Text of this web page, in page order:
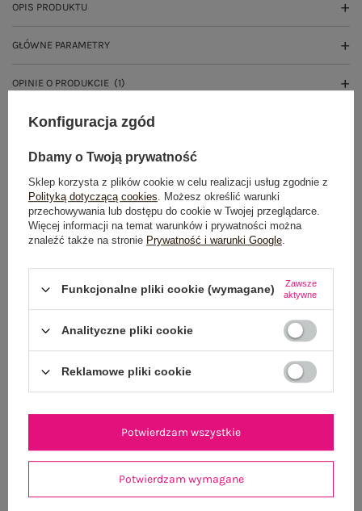
OPIS PRODUKTU
GŁÓWNE PARAMETRY
OPINIE O PRODUKCIE (1)
WYSYŁKA I DOSTAWA
ZWROTY I REKLAMACJE
PRODUKTY ZE STYLIZACJI
Konfiguracja zgód
Dbamy o Twoją prywatność
Sklep korzysta z plików cookie w celu realizacji usług zgodnie z
Polityką dotyczącą cookies. Możesz określić warunki
przechowywania lub dostępu do cookie w Twojej przeglądarce.
Więcej informacji na temat warunków i prywatności można
znaleźć także na stronie Prywatność i warunki Google.
Funkcjonalne pliki cookie (wymagane)
Zawsze
aktywne
Analityczne pliki cookie
Reklamowe pliki cookie
Potwierdzam wymagane
Potwierdzam wszystkie